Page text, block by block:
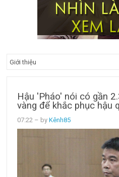
Hậu 'Pháo' nói có gần
vàng để khắc phục hậu
07:22 – byKênh85